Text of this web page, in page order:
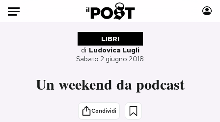
Auto
Italia
Moda
di Ludovica Lugli
LIBRI
Sabato 2 giugno 2018
Un weekend da podcast
Condividi